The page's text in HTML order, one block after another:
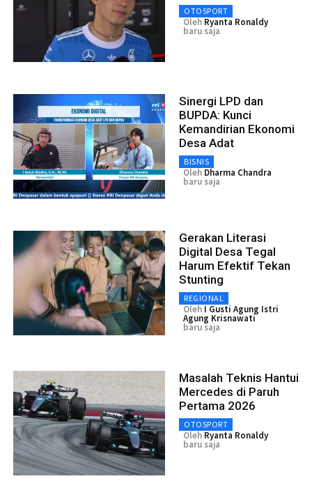
OTOSPORT
Oleh Ryanta Ronaldy
baru saja
Sinergi LPD dan
BUPDA: Kunci
Kemandirian Ekonomi
Desa Adat
BISNIS
Oleh Dharma Chandra
baru saja
Gerakan Literasi
Digital Desa Tegal
Harum Efektif Tekan
Stunting
REGIONAL
Oleh I Gusti Agung Istri
Agung Krisnawati
baru saja
Masalah Teknis Hantui
Mercedes di Paruh
Pertama 2026
OTOSPORT
Oleh Ryanta Ronaldy
baru saja